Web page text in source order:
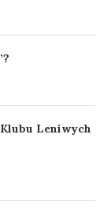
Leniwych